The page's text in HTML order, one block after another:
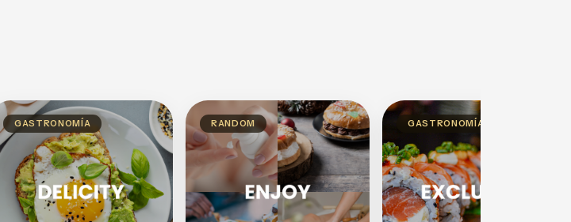
GASTRONOMÍA RANDOM GASTRONOMÍA